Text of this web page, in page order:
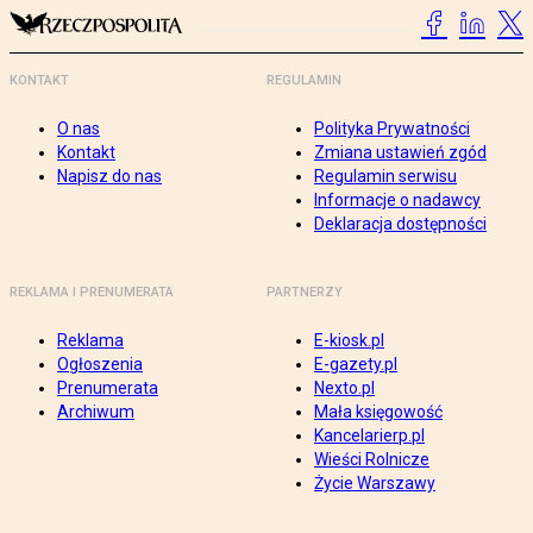
KONTAKT
O nas
Kontakt
Napisz do nas
REGULAMIN
Polityka Prywatności
Zmiana ustawień zgód
Regulamin serwisu
Informacje o nadawcy
Deklaracja dostępności
REKLAMA I PRENUMERATA
Reklama
Ogłoszenia
Prenumerata
Archiwum
PARTNERZY
E-kiosk.pl
E-gazety.pl
Nexto.pl
Mała księgowość
Kancelarierp.pl
Wieści Rolnicze
Życie Warszawy